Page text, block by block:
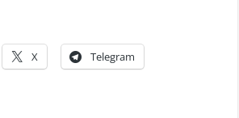
X Telegram